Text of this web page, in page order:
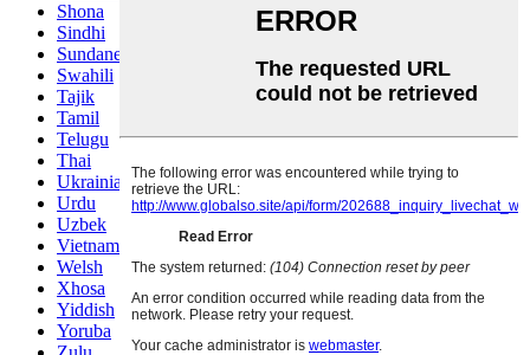
Shona
Sindhi
Sundanese
Swahili
Tajik
Tamil
Telugu
Thai
Ukrainian
Urdu
Uzbek
Vietnamese
Welsh
Xhosa
Yiddish
Yoruba